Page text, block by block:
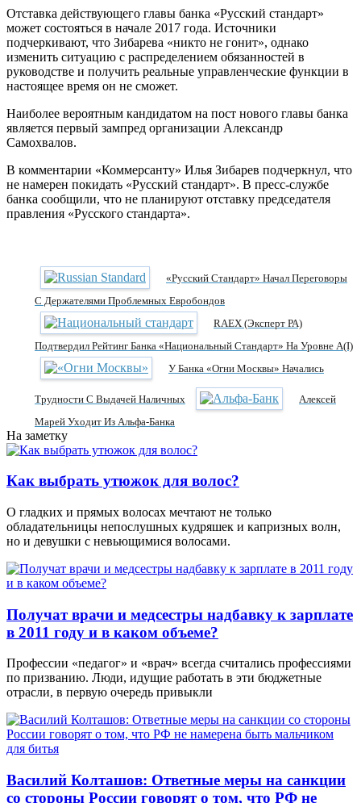
Отставка действующего главы банка «Русский стандарт»
может состояться в начале 2017 года. Источники
подчеркивают, что Зибарева «никто не гонит», однако
изменить ситуацию с распределением обязанностей в
руководстве и получить реальные управленческие функции в
настоящее время он не сможет.
Наиболее вероятным кандидатом на пост нового главы банка
является первый зампред организации Александр
Самохвалов.
В комментарии «Коммерсанту» Илья Зибарев подчеркнул, что
не намерен покидать «Русский стандарт». В пресс-службе
банка сообщили, что не планируют отставку председателя
правления «Русского стандарта».
«Русский Стандарт» Начал Переговоры
С Держателями Проблемных Евробондов
RAEX (Эксперт РА)
Подтвердил Рейтинг Банка «Национальный Стандарт» На Уровне A(I)
У Банка «Огни Москвы» Начались
Трудности С Выдачей Наличных
Алексей
Марей Уходит Из Альфа-Банка
На заметку
Как выбрать утюжок для волос?
О гладких и прямых волосах мечтают не только
обладательницы непослушных кудряшек и капризных волн,
но и девушки с невьющимися волосами.
Получат врачи и медсестры надбавку к зарплате
в 2011 году и в каком объеме?
Профессии «педагог» и «врач» всегда считались профессиями
по призванию. Люди, идущие работать в эти бюджетные
отрасли, в первую очередь привыкли
Василий Колташов: Ответные меры на санкции
со стороны России говорят о том, что РФ не